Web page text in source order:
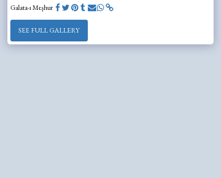
Galata-ı Meşhur
SEE FULL GALLERY